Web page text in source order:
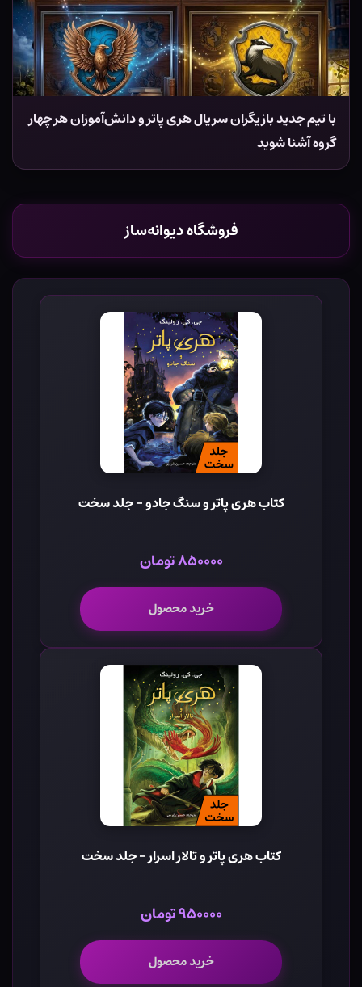
با تیم جدید بازیگران سریال هری پاتر و دانش‌آموزان هر چهار
گروه آشنا شوید
فروشگاه دیوانه‌ساز
کتاب هری پاتر و سنگ جادو - جلد سخت
۸۵۰۰۰۰ تومان
خرید محصول
کتاب هری پاتر و تالار اسرار - جلد سخت
۹۵۰۰۰۰ تومان
خرید محصول